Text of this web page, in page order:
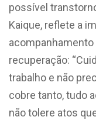
possível
Kaique, reflete a
recuperação:
trabalho e não
cobre tanto, tudo
não tolere atos